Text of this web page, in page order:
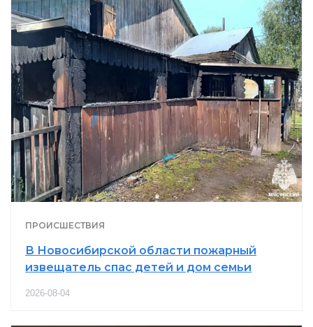
ПРОИСШЕСТВИЯ
В Новосибирской области пожарный
извещатель спас детей и дом семьи
2026-08-04